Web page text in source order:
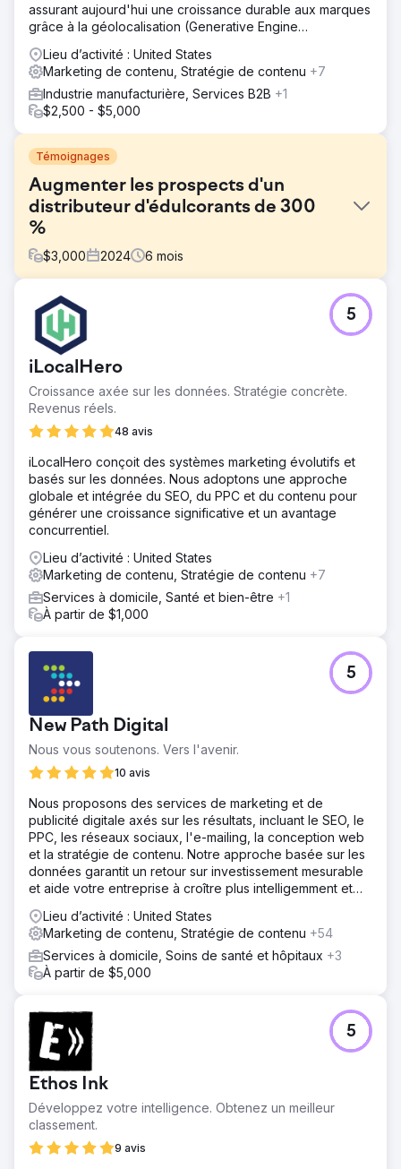
assurant aujourd'hui une croissance durable aux marques
grâce à la géolocalisation (Generative Engine
recherche par IA.
Lieu d’activité : United States
Marketing de contenu, Stratégie de contenu +7
Industrie manufacturière, Services B2B +1
$2,500 - $5,000
Témoignages
Augmenter les prospects d'un
distributeur d'édulcorants de 300
%
$3,000 2024 6 mois
Défi
Une importante société de distribution d’édulcorants,
spécialisée dans les produits à base de sucre en vrac et
en gros, se trouvait confrontée à un obstacle de taille :
une présence en ligne obsolète ou pratiquement
inexistante. Malgré une offre d’édulcorants de haute
qualité à des prix compétitifs, elle avait du mal à attirer de
nouveaux acheteurs en gros. Ses concurrents, dotés
d’une forte empreinte numérique, parvenaient
constamment à obtenir de nouveaux prospects, tandis
qu’elle s’appuyait fortement sur le bouche-à-oreille et la
communication B2B traditionnelle.
Solution
Stratégie de contenu axée sur le référencement – Une
recherche approfondie de mots clés a permis d'identifier
les meilleurs termes de recherche à cibler, notamment «
fournisseur de sucre en vrac », « édulcorants en gros »
et « acheter du sucre en vrac ». Du contenu a été créé
autour de ces termes, notamment des blogs, des FAQ et
organique. Améliorations du référencement local et
national – Les backlinks provenant de sources liées au
secteur et la mise en œuvre de données structurées ont
contribué à améliorer les classements dans les
recherches locales et nationales.
Résultat
Augmentation de 300 % du trafic organique – Le site Web
s'est classé sur la première page pour plusieurs mots clés
à forte intention, ce qui a entraîné une augmentation du
nombre de visiteurs qualifiés. Croissance de 5X des
demandes de gros – Un afflux constant de prospects
entrants a entraîné une augmentation significative des
demandes de commandes groupées de la part des
boulangeries, des fabricants de produits alimentaires et
est devenue un nom reconnu dans le secteur des
édulcorants en gros, gagnant en crédibilité grâce au
marketing de contenu et au référencement.
iLocalHero
Croissance axée sur les données. Stratégie concrète.
Revenus réels.
48 avis
5
iLocalHero conçoit des systèmes marketing évolutifs et
basés sur les données. Nous adoptons une approche
globale et intégrée du SEO, du PPC et du contenu pour
générer une croissance significative et un avantage
concurrentiel.
Lieu d’activité : United States
Marketing de contenu, Stratégie de contenu +7
Services à domicile, Santé et bien-être +1
À partir de $1,000
New Path Digital
Nous vous soutenons. Vers l'avenir.
10 avis
5
Nous proposons des services de marketing et de
publicité digitale axés sur les résultats, incluant le SEO, le
PPC, les réseaux sociaux, l'e-mailing, la conception web
et la stratégie de contenu. Notre approche basée sur les
données garantit un retour sur investissement mesurable
et aide votre entreprise à croître plus intelligemment et
Lieu d’activité : United States
Marketing de contenu, Stratégie de contenu +54
Services à domicile, Soins de santé et hôpitaux +3
À partir de $5,000
Ethos Ink
Développez votre intelligence. Obtenez un meilleur
classement.
9 avis
5